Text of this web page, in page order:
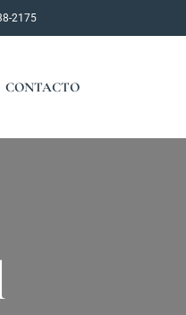
2175
CONTACTO